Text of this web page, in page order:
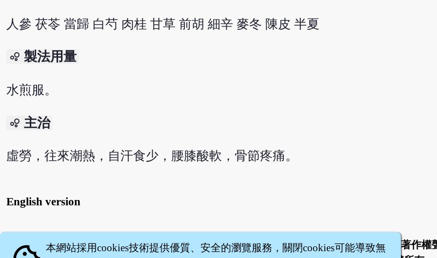
人參 茯苓 當歸 白芍 肉桂 甘草 前胡 細辛 麥冬 陳皮 半夏
bubble_chart 製法用量
水煎服。
bubble_chart 主治
虛勞，往來潮熱，自汗食少，腰膝酸軟，骨節疼痛。
English version
關於 | 聯絡我們 服務條款 隱私權條款
著作權
本網站採用cookies技術提供優質、安全的瀏覽服務，關閉cookies可能導致無